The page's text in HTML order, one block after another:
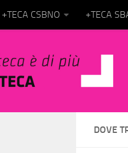
+TECA CSBNO +TECA
DOVE